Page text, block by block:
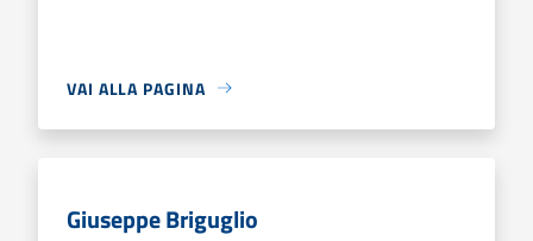
VAI ALLA PAGINA
Giuseppe Briguglio